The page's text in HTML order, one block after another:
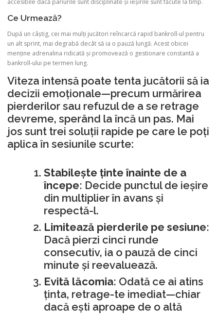
accesibile dacă pariurile sunt disciplinate și ieșirile sunt făcute la timp.
Ce Urmează?
După un câștig, cei mai mulți jucători reîncarcă rapid bankroll-ul pentru
un alt sprint, mai degrabă decât să ia o pauză lungă. Acest obicei
menține adrenalina ridicată și promovează o gestionare constantă a
bankroll-ului pe termen lung.
Viteza intensă poate tenta jucătorii să ia
decizii emoționale—precum urmărirea
pierderilor sau refuzul de a se retrage
devreme, sperând la încă un pas. Mai
jos sunt trei soluții rapide pe care le poți
aplica în sesiunile scurte:
Stabilește ținte înainte de a
începe: Decide punctul de ieșire
din multiplier în avans și
respectă-l.
Limitează pierderile pe sesiune:
Dacă pierzi cinci runde
consecutiv, ia o pauză de cinci
minute și reevaluează.
Evită lăcomia: Odată ce ai atins
ținta, retrage-te imediat—chiar
dacă ești aproape de o altă